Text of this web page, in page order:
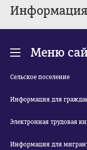
Информация
Меню
Сельское поселение
Информация для
Электронная трудовая
Информация для